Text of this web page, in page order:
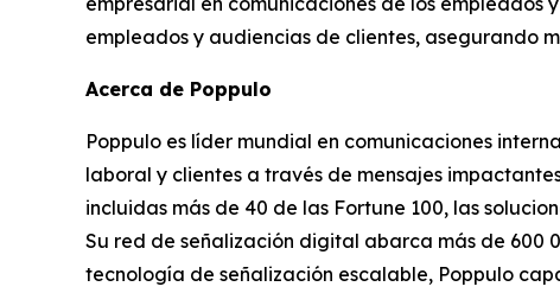
empleados y audiencias de clientes, asegurando
Acerca de Poppulo
Poppulo es líder mundial en comunicaciones
laboral y clientes a través de mensajes
incluidas más de 40 de las Fortune 100, las
Su red de señalización digital abarca más de 600
tecnología de señalización escalable, Poppulo